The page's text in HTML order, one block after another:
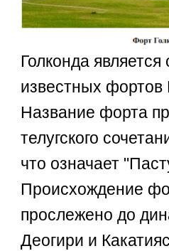
Голконда
известных фортов
Название форта
телугского
что означает
Происхождение
прослежено до
Деогири и